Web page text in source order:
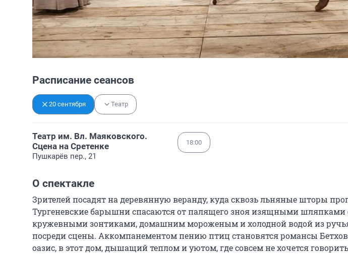
Расписание сеансов
20 сентября Театр
Театр им. Вл. Маяковского.
Сцена на Сретенке
Пушкарёв пер., 21
18:00
О спектакле
Зрителей посадят на деревянную веранду, куда сквозь льняные шторы
Тургеневские барышни спасаются от палящего зноя изящными
кружевными зонтиками, домашним мороженым и холодной водой из
посреди сцены. Аккомпанементом пению птиц становятся романсы
оазис, в этот дом, дышащий теплом и уютом, где совсем не хочется